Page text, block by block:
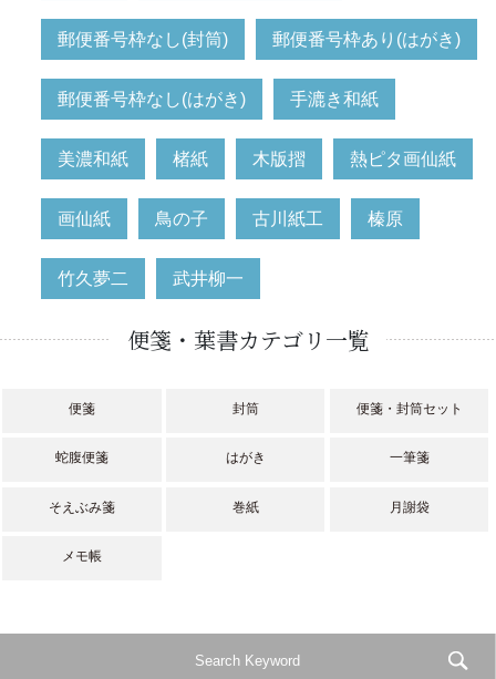
郵便番号枠なし(封筒) 郵便番号枠あり(はがき)
郵便番号枠なし(はがき) 手漉き和紙
美濃和紙 楮紙 木版摺 熱ピタ画仙紙
画仙紙 鳥の子 古川紙工 榛原
竹久夢二 武井柳一
便箋・葉書カテゴリ一覧
便箋 封筒 便箋・封筒セット
蛇腹便箋 はがき 一筆箋
そえぶみ箋 巻紙 月謝袋
メモ帳